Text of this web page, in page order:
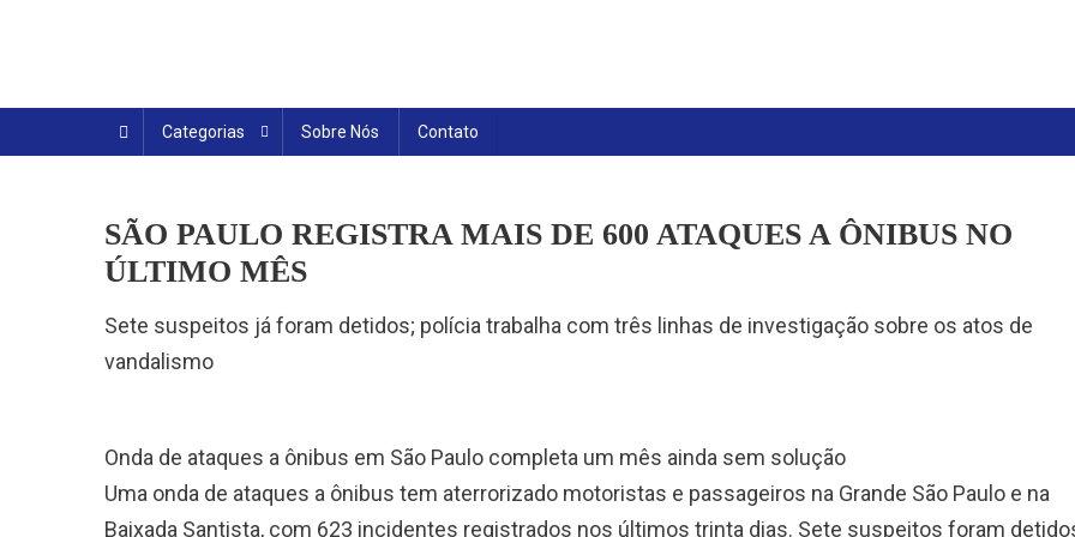
Categorias Sobre Nós Contato
SÃO PAULO REGISTRA MAIS DE 600 ATAQUES A ÔNIBUS NO
ÚLTIMO MÊS
Sete suspeitos já foram detidos; polícia trabalha com três linhas de investigação sobre os atos de
vandalismo
Onda de ataques a ônibus em São Paulo completa um mês ainda sem solução
Uma onda de ataques a ônibus tem aterrorizado motoristas e passageiros na Grande São Paulo e na
Baixada Santista, com 623 incidentes registrados nos últimos trinta dias. Sete suspeitos foram